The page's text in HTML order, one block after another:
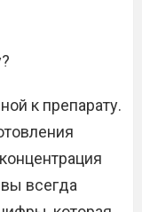
к препарату.
всегда